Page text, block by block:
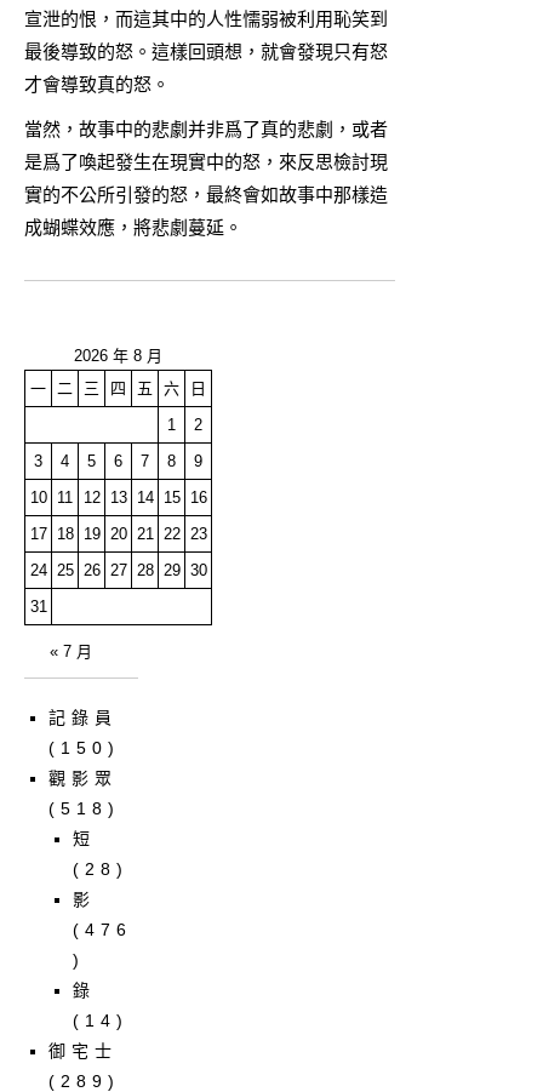
宣泄的恨，而這其中的人性懦弱被利用恥笑到
最後導致的怒。這樣回頭想，就會發現只有怒
才會導致真的怒。
當然，故事中的悲劇并非爲了真的悲劇，或者
是爲了喚起發生在現實中的怒，來反思檢討現
實的不公所引發的怒，最終會如故事中那樣造
成蝴蝶效應，將悲劇蔓延。
2026 年 8 月
一
二 三 四 五 六
日
1
2
3
4 5 6 7 8
9
10
11 12 13 14 15
16
17
18 19 20 21 22
23
24
25 26 27 28 29 30
31
« 7 月
記錄員
(150)
觀影眾
(518)
短
(28)
影
(476
)
錄
(14)
御宅士
(289)